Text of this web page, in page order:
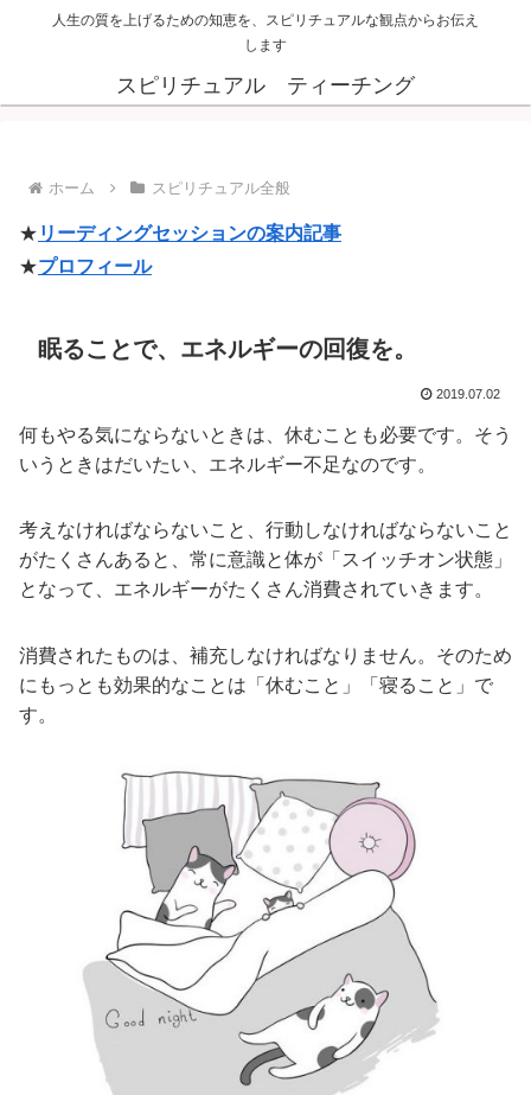
人生の質を上げるための知恵を、スピリチュアルな観点からお伝え
します
スピリチュアル ティーチング
ホーム スピリチュアル全般
★ リーディングセッションの案内記事
★プロフィール
眠ることで、エネルギーの回復を。
2019.07.02
何もやる気にならないときは、休むことも必要です。そう
いうときはだいたい、エネルギー不足なのです。
考えなければならないこと、行動しなければならないこと
がたくさんあると、常に意識と体が「スイッチオン状態」
となって、エネルギーがたくさん消費されていきます。
消費されたものは、補充しなければなりません。そのため
にもっとも効果的なことは「休むこと」「寝ること」で
す。